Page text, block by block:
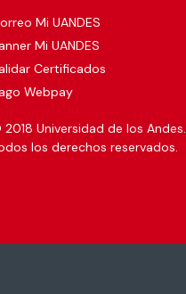
Mi UANDES
Mi UANDES
Certificados
Webpay
Universidad de los Andes.
los derechos reservados.